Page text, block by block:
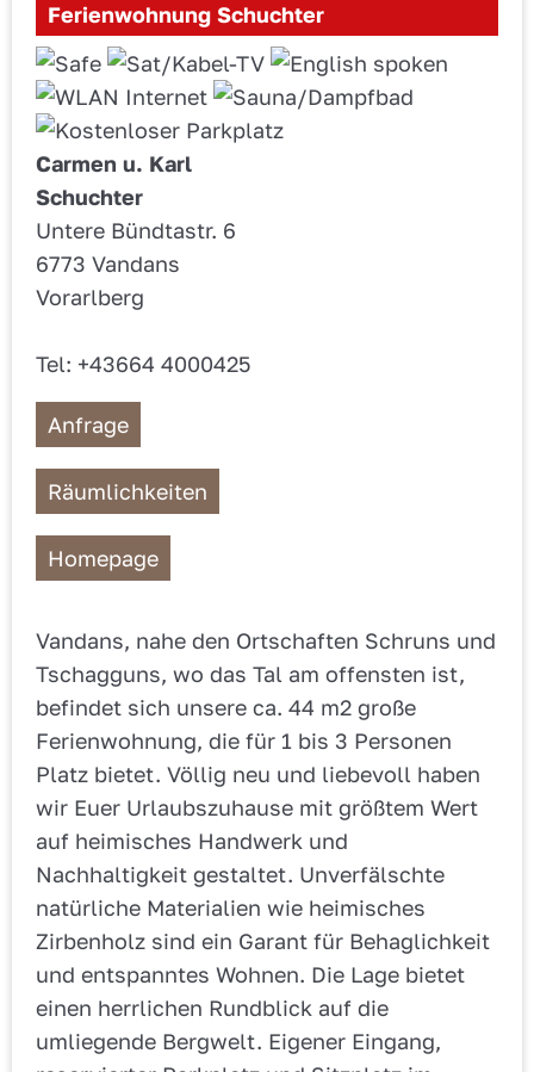
Ferienwohnung Schuchter
Carmen u. Karl
Schuchter
Untere Bündtastr. 6
6773 Vandans
Vorarlberg
Tel: +43664 4000425
Anfrage
Räumlichkeiten
Homepage
Vandans, nahe den Ortschaften Schruns und
Tschagguns, wo das Tal am offensten ist,
befindet sich unsere ca. 44 m2 große
Ferienwohnung, die für 1 bis 3 Personen
Platz bietet. Völlig neu und liebevoll haben
wir Euer Urlaubszuhause mit größtem Wert
auf heimisches Handwerk und
Nachhaltigkeit gestaltet. Unverfälschte
natürliche Materialien wie heimisches
Zirbenholz sind ein Garant für Behaglichkeit
und entspanntes Wohnen. Die Lage bietet
einen herrlichen Rundblick auf die
umliegende Bergwelt. Eigener Eingang,